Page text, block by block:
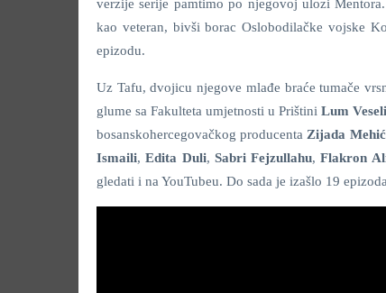
verzije serije pamtimo po njegovoj ulozi
kao veteran, bivši borac Oslobodilačke vojske
epizodu.
Uz Tafu, dvojicu njegove mlađe braće tumače
glume sa Fakulteta umjetnosti u Prištini Lum Veseli
bosanskohercegovačkog producenta Zijada
Ismaili,Edita Duli, Sabri Fejzullahu,Flakron
gledati i na YouTubeu. Do sada je izašlo 19